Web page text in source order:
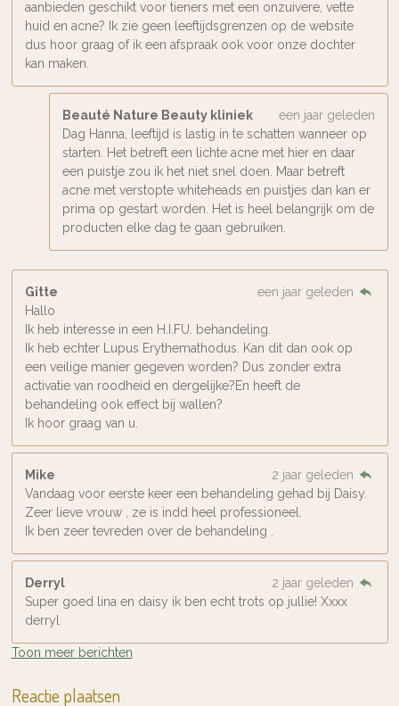
aanbieden geschikt voor tieners met een onzuivere, vette
huid en acne? Ik zie geen leeftijdsgrenzen op de website
dus hoor graag of ik een afspraak ook voor onze dochter
kan maken.
Beauté Nature Beauty kliniek
een jaar geleden
Dag Hanna, leeftijd is lastig in te schatten wanneer op
starten. Het betreft een lichte acne met hier en daar
een puistje zou ik het niet snel doen. Maar betreft
acne met verstopte whiteheads en puistjes dan kan er
prima op gestart worden. Het is heel belangrijk om de
producten elke dag te gaan gebruiken.
Gitte
een jaar geleden
Hallo
Ik heb interesse in een H.I.FU. behandeling.
Ik heb echter Lupus Erythemathodus. Kan dit dan ook op
een veilige manier gegeven worden? Dus zonder extra
activatie van roodheid en dergelijke?En heeft de
behandeling ook effect bij wallen?
Ik hoor graag van u.
Mike
2 jaar geleden
Vandaag voor eerste keer een behandeling gehad bij Daisy.
Zeer lieve vrouw , ze is indd heel professioneel.
Ik ben zeer tevreden over de behandeling .
Derryl
2 jaar geleden
Super goed lina en daisy ik ben echt trots op jullie! Xxxx
derryl
Toon meer berichten
Reactie plaatsen